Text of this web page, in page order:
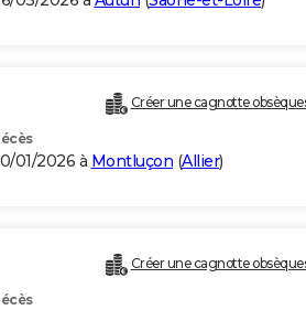
Créer une cagnotte
01/2026 à Montluçon (Allier)
Créer une cagnotte